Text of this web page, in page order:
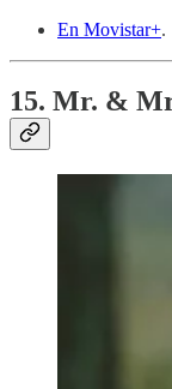
En Movistar+.
15. Mr. &